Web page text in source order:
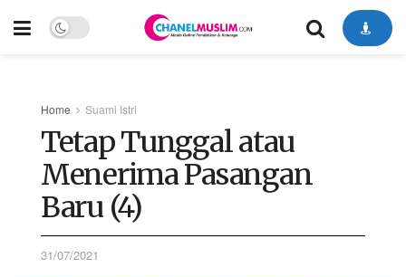
Home Suami Istri
Tetap Tunggal atau
Menerima Pasangan
Baru (4)
31/07/2021